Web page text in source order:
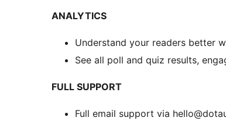
ANALYTICS
Understand your readers better
See all poll and quiz results,
FULL SUPPORT
Full email support via